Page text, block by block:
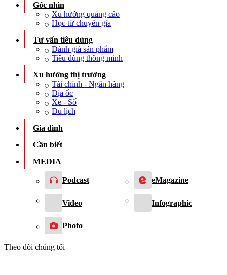
Góc nhìn
Xu hướng quảng cáo
Học từ chuyên gia
Tư vấn tiêu dùng
Đánh giá sản phẩm
Tiêu dùng thông minh
Xu hướng thị trường
Tài chính - Ngân hàng
Địa ốc
Xe - Số
Du lịch
Gia đình
Cần biết
MEDIA
Podcast eMagazine
Video Infographic
Photo
Theo dõi chúng tôi